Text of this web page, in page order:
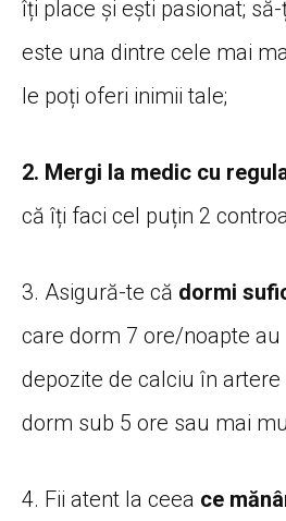
îți place și ești pasionat;
este una dintre cele mai
le poți oferi inimii tale;
2. Mergi la medic cu
că îți faci cel puțin 2
3. Asigură-te că dormi
care dorm 7 ore/noapte au
depozite de calciu în
dorm sub 5 ore sau mai
4. Fii atent la ceea ce